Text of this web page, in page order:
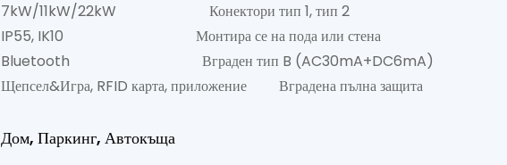
7kW/11kW/22kW Конектори тип 1, тип 2
IP55, IK10 Монтира се на пода или стена
Bluetooth Вграден тип B (AC30mA+DC6mA)
Щепсел&Игра, RFID карта, приложение Вградена пълна защита
Дом, Паркинг, Автокъща